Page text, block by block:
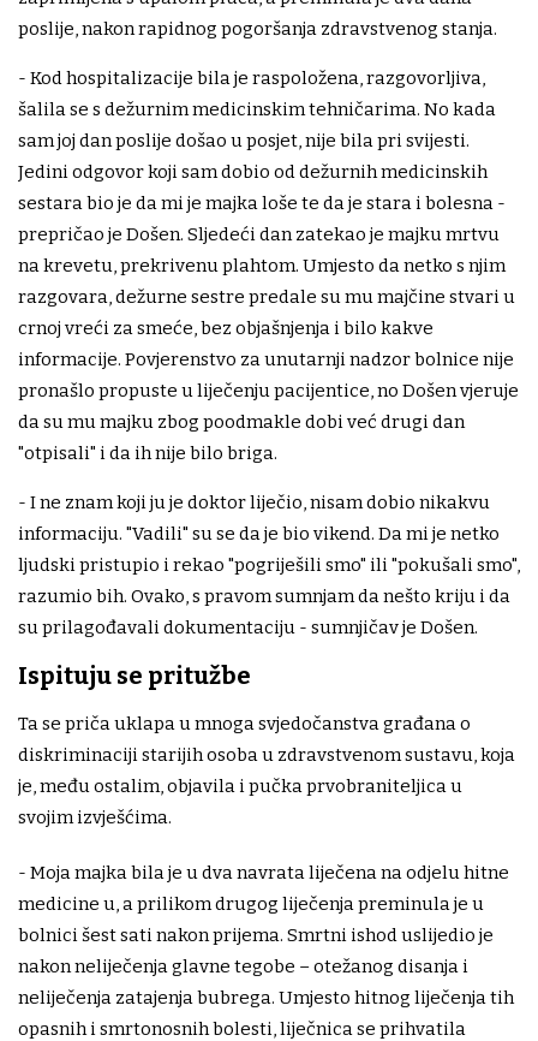
poslije, nakon rapidnog pogoršanja zdravstvenog stanja.
- Kod hospitalizacije bila je raspoložena, razgovorljiva,
šalila se s dežurnim medicinskim tehničarima. No kada
sam joj dan poslije došao u posjet, nije bila pri svijesti.
Jedini odgovor koji sam dobio od dežurnih medicinskih
sestara bio je da mi je majka loše te da je stara i bolesna -
prepričao je Došen. Sljedeći dan zatekao je majku mrtvu
na krevetu, prekrivenu plahtom. Umjesto da netko s njim
razgovara, dežurne sestre predale su mu majčine stvari u
crnoj vreći za smeće, bez objašnjenja i bilo kakve
informacije. Povjerenstvo za unutarnji nadzor bolnice nije
pronašlo propuste u liječenju pacijentice, no Došen vjeruje
da su mu majku zbog poodmakle dobi već drugi dan
"otpisali" i da ih nije bilo briga.
- I ne znam koji ju je doktor liječio, nisam dobio nikakvu
informaciju. "Vadili" su se da je bio vikend. Da mi je netko
ljudski pristupio i rekao "pogriješili smo" ili "pokušali smo",
razumio bih. Ovako, s pravom sumnjam da nešto kriju i da
su prilagođavali dokumentaciju - sumnjičav je Došen.
Ispituju se pritužbe
Ta se priča uklapa u mnoga svjedočanstva građana o
diskriminaciji starijih osoba u zdravstvenom sustavu, koja
je, među ostalim, objavila i pučka prvobraniteljica u
svojim izvješćima.
- Moja majka bila je u dva navrata liječena na odjelu hitne
medicine u, a prilikom drugog liječenja preminula je u
bolnici šest sati nakon prijema. Smrtni ishod uslijedio je
nakon neliječenja glavne tegobe – otežanog disanja i
neliječenja zatajenja bubrega. Umjesto hitnog liječenja tih
opasnih i smrtonosnih bolesti, liječnica se prihvatila